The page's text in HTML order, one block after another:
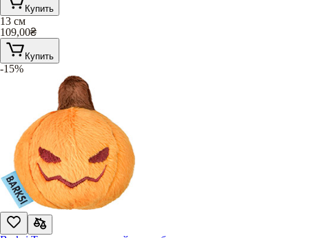
Купить
13 см
109,00₴
Купить
-15%